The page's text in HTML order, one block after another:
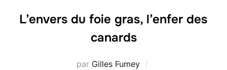
L’envers du foie gras, l’enfer des
canards
par Gilles Fumey